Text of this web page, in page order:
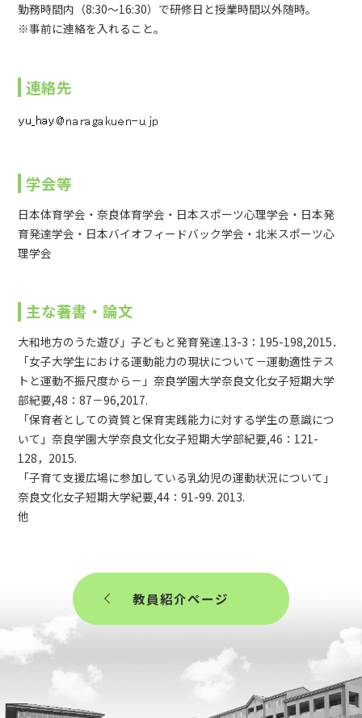
勤務時間内（8:30～16:30）で研修日と授業時間以外随時。
※事前に連絡を入れること。
連絡先
学会等
日本体育学会・奈良体育学会・日本スポーツ心理学会・日本発
育発達学会・日本バイオフィードバック学会・北米スポーツ心
理学会
主な著書・論文
大和地方のうた遊び」子どもと発育発達.13-3：195-198,2015．
「女子大学生における運動能力の現状について－運動適性テス
トと運動不振尺度から－」奈良学園大学奈良文化女子短期大学
部紀要,48：87－96,2017.
「保育者としての資質と保育実践能力に対する学生の意識につ
いて」奈良学園大学奈良文化女子短期大学部紀要,46：121-
128，2015.
「子育て支援広場に参加している乳幼児の運動状況について」
奈良文化女子短期大学紀要,44：91-99. 2013.
他
教員紹介ページ